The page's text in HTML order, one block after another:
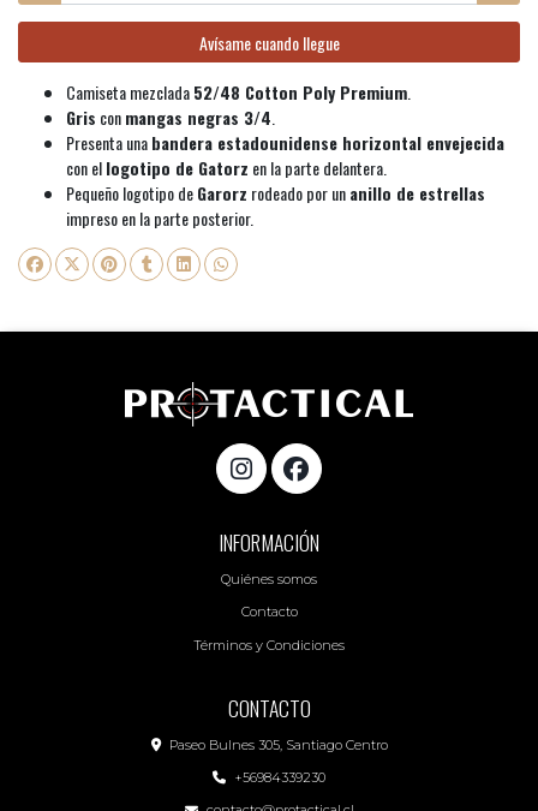
Avísame cuando llegue
Camiseta mezclada52/48 Cotton Poly Premium
Gris conmangas negras 3/4
Presenta unabandera estadounidense horizontal envejecida
con ellogotipo de Gatorz en la parte delantera.
Pequeño logotipo deGarorz rodeado por unanillo de estrellas
impreso en la parte posterior.
INFORMACIÓN
Quiénes somos
Contacto
Términos y Condiciones
CONTACTO
Paseo Bulnes 305, Santiago Centro
+56984339230